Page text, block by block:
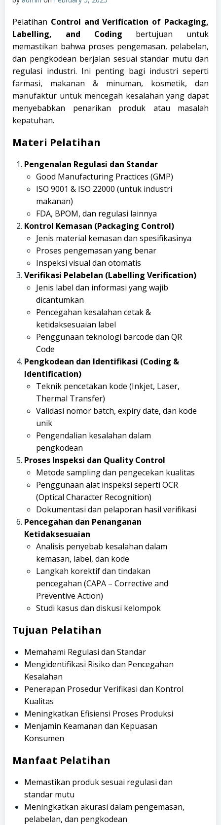
Pelatihan Control and Verification of Packaging,
Labelling, and Coding bertujuan untuk
memastikan bahwa proses pengemasan, pelabelan,
dan pengkodean berjalan sesuai standar mutu dan
regulasi industri. Ini penting bagi industri seperti
farmasi, makanan & minuman, kosmetik, dan
manufaktur untuk mencegah kesalahan yang dapat
menyebabkan penarikan produk atau masalah
kepatuhan.
Materi Pelatihan
Pengenalan Regulasi dan Standar
Good Manufacturing Practices (GMP)
ISO 9001 & ISO 22000 (untuk industri
makanan)
FDA, BPOM, dan regulasi lainnya
Kontrol Kemasan (Packaging Control)
Jenis material kemasan dan spesifikasinya
Proses pengemasan yang benar
Inspeksi visual dan otomatis
Verifikasi Pelabelan (Labelling Verification)
Jenis label dan informasi yang wajib
dicantumkan
Pencegahan kesalahan cetak &
ketidaksesuaian label
Penggunaan teknologi barcode dan QR
Code
Pengkodean dan Identifikasi (Coding &
Identification)
Teknik pencetakan kode (Inkjet, Laser,
Thermal Transfer)
Validasi nomor batch, expiry date, dan kode
unik
Pengendalian kesalahan dalam
pengkodean
Proses Inspeksi dan Quality Control
Metode sampling dan pengecekan kualitas
Penggunaan alat inspeksi seperti OCR
(Optical Character Recognition)
Dokumentasi dan pelaporan hasil verifikasi
Pencegahan dan Penanganan
Ketidaksesuaian
Analisis penyebab kesalahan dalam
kemasan, label, dan kode
Langkah korektif dan tindakan
pencegahan (CAPA – Corrective and
Preventive Action)
Studi kasus dan diskusi kelompok
Tujuan Pelatihan
Memahami Regulasi dan Standar
Mengidentifikasi Risiko dan Pencegahan
Kesalahan
Penerapan Prosedur Verifikasi dan Kontrol
Kualitas
Meningkatkan Efisiensi Proses Produksi
Menjamin Keamanan dan Kepuasan
Konsumen
Manfaat Pelatihan
Memastikan produk sesuai regulasi dan
standar mutu
Meningkatkan akurasi dalam pengemasan,
pelabelan, dan pengkodean